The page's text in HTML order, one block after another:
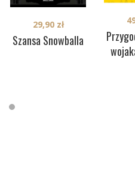
Szansa Snowballa
29,90 zł